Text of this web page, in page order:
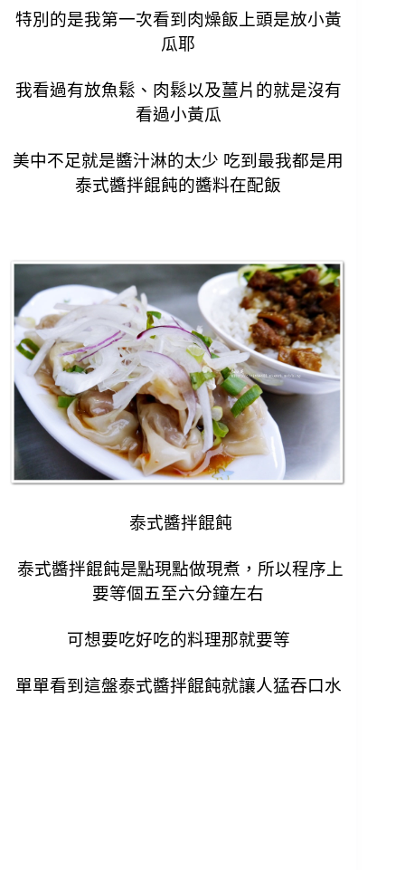
特別的是我第一次看到肉燥飯上頭是放小黃
瓜耶
我看過有放魚鬆、肉鬆以及薑片的就是沒有
看過小黃瓜
美中不足就是醬汁淋的太少 吃到最我都是用
泰式醬拌餛飩的醬料在配飯
泰式醬拌餛飩
泰式醬拌餛飩是點現點做現煮，所以程序上
要等個五至六分鐘左右
可想要吃好吃的料理那就要等
單單看到這盤泰式醬拌餛飩就讓人猛吞口水